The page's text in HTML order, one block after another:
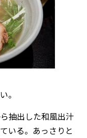
。
抽出した和風出汁
いる。あっさりと